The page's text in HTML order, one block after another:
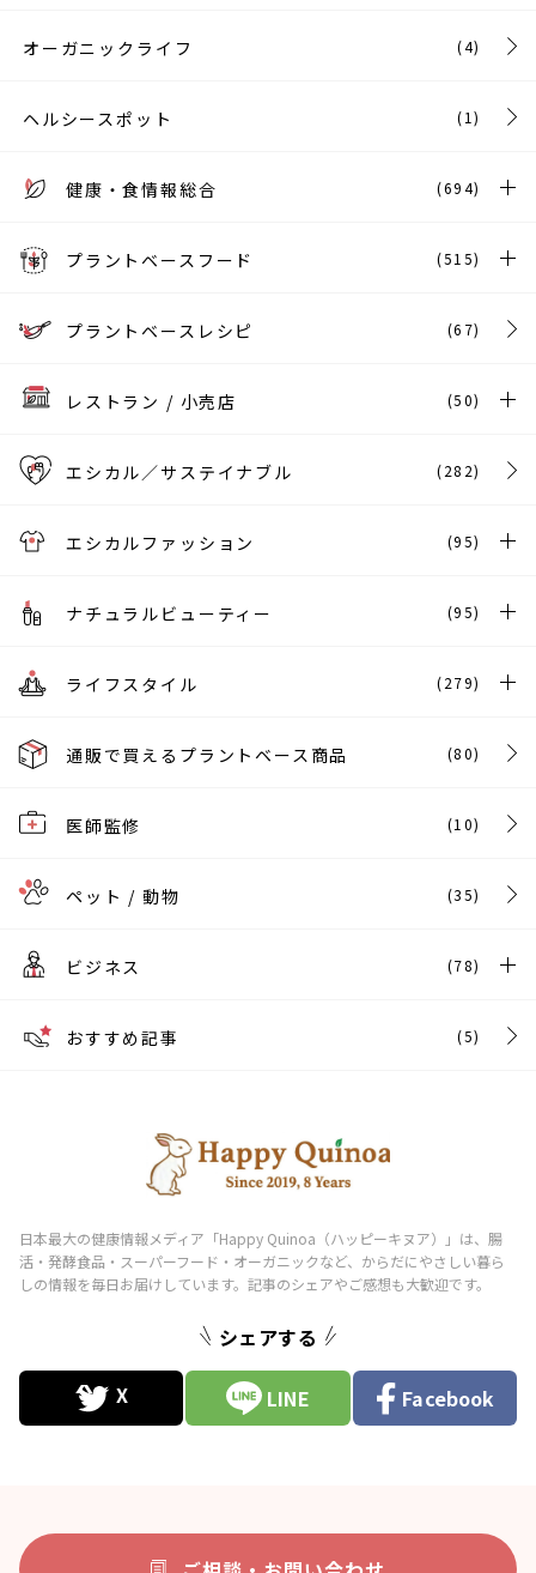
オーガニックライフ (4)
ヘルシースポット (1)
健康・食情報総合 (694)
プラントベースフード (515)
プラントベースレシピ (67)
レストラン / 小売店 (50)
エシカル／サステイナブル (282)
エシカルファッション (95)
ナチュラルビューティー (95)
ライフスタイル (279)
通販で買えるプラントベース商品 (80)
医師監修 (10)
ペット / 動物 (35)
ビジネス (78)
おすすめ記事 (5)
シェアする
LINE Facebook